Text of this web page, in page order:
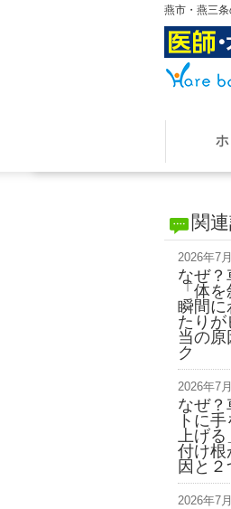
燕市・燕三条
関
2026年7
なぜ？
「体
瞬間に
たり
当の原
ク
2026年7
なぜ？
トに
上げる
付け
因と
2026年7